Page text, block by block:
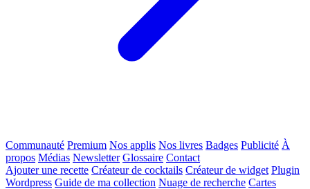
Communauté Premium Nos applis Nos livres Badges Publicité À
propos Médias Newsletter Glossaire Contact
Ajouter une recette Créateur de cocktails Créateur de widget Plugin
Wordpress Guide de ma collection Nuage de recherche Cartes